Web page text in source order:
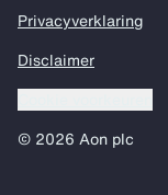
Privacyverklaring
Disclaimer
© 2026 Aon plc